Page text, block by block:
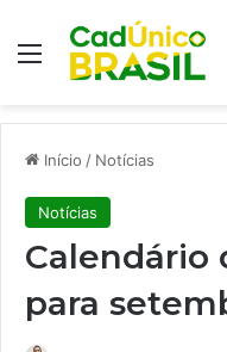
Menu
Início / Notícias
Notícias
Calendário
para